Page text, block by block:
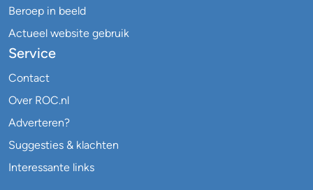
Beroep in beeld
Actueel website gebruik
Service
Contact
Over ROC.nl
Adverteren?
Suggesties & klachten
Interessante links